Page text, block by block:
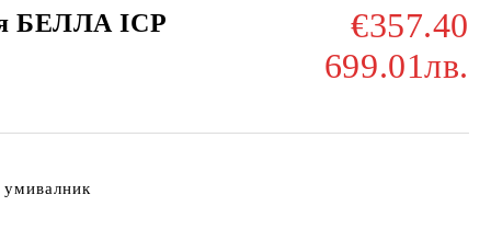
БЕЛЛА ICP
€357.40
699.01лв.